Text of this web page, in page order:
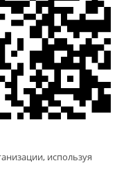
используя